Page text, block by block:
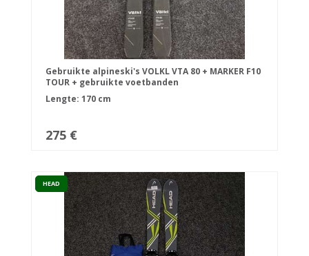
Gebruikte alpineski's VOLKL VTA 80 + MARKER F10
TOUR + gebruikte voetbanden
Lengte: 170 cm
275 €
HEAD